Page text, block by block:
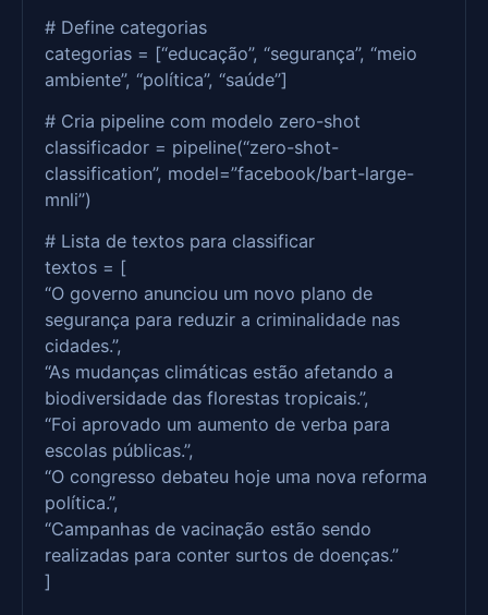
# Define categorias
categorias = [“educação”, “segurança”, “meio
ambiente”, “política”, “saúde”]
# Cria pipeline com modelo zero-shot
classificador = pipeline(“zero-shot-
classification”, model=”facebook/bart-large-
mnli”)
# Lista de textos para classificar
textos = [
“O governo anunciou um novo plano de
segurança para reduzir a criminalidade nas
cidades.”,
“As mudanças climáticas estão afetando a
biodiversidade das florestas tropicais.”,
“Foi aprovado um aumento de verba para
escolas públicas.”,
“O congresso debateu hoje uma nova reforma
política.”,
“Campanhas de vacinação estão sendo
realizadas para conter surtos de doenças.”
]